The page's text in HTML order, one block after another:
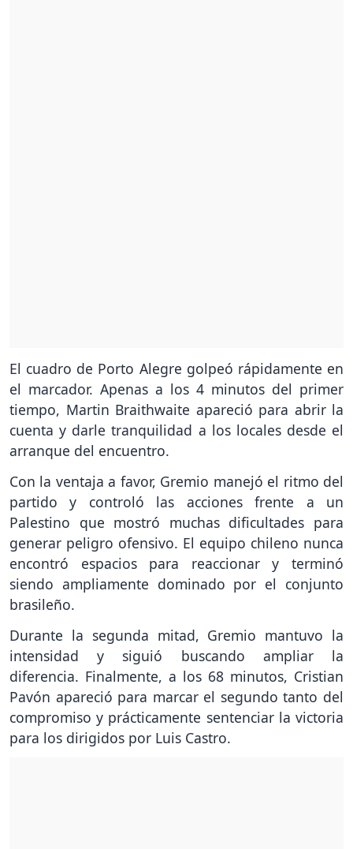
El cuadro de Porto Alegre golpeó rápidamente en
el marcador. Apenas a los 4 minutos del primer
tiempo, Martin Braithwaite apareció para abrir la
cuenta y darle tranquilidad a los locales desde el
arranque del encuentro.
Con la ventaja a favor, Gremio manejó el ritmo del
partido y controló las acciones frente a un
Palestino que mostró muchas dificultades para
generar peligro ofensivo. El equipo chileno nunca
encontró espacios para reaccionar y terminó
siendo ampliamente dominado por el conjunto
brasileño.
Durante la segunda mitad, Gremio mantuvo la
intensidad y siguió buscando ampliar la
diferencia. Finalmente, a los 68 minutos, Cristian
Pavón apareció para marcar el segundo tanto del
compromiso y prácticamente sentenciar la victoria
para los dirigidos por Luis Castro.